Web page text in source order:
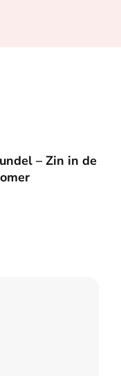
– Zin in de
– Zin in de zomer